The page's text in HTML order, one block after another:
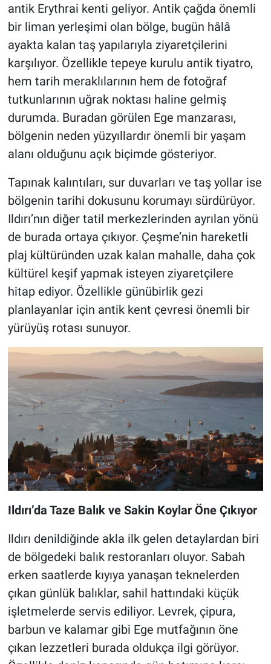
antik Erythrai kenti geliyor. Antik çağda önemli
bir liman yerleşimi olan bölge, bugün hâlâ
ayakta kalan taş yapılarıyla ziyaretçilerini
karşılıyor. Özellikle tepeye kurulu antik tiyatro,
hem tarih meraklılarının hem de fotoğraf
tutkunlarının uğrak noktası haline gelmiş
durumda. Buradan görülen Ege manzarası,
bölgenin neden yüzyıllardır önemli bir yaşam
alanı olduğunu açık biçimde gösteriyor.
Tapınak kalıntıları, sur duvarları ve taş yollar ise
bölgenin tarihi dokusunu korumayı sürdürüyor.
Ildırı’nın diğer tatil merkezlerinden ayrılan yönü
de burada ortaya çıkıyor. Çeşme’nin hareketli
plaj kültüründen uzak kalan mahalle, daha çok
kültürel keşif yapmak isteyen ziyaretçilere
hitap ediyor. Özellikle günübirlik gezi
planlayanlar için antik kent çevresi önemli bir
yürüyüş rotası sunuyor.
Ildırı’da Taze Balık ve Sakin Koylar Öne Çıkıyor
Ildırı denildiğinde akla ilk gelen detaylardan biri
de bölgedeki balık restoranları oluyor. Sabah
erken saatlerde kıyıya yanaşan teknelerden
çıkan günlük balıklar, sahil hattındaki küçük
işletmelerde servis ediliyor. Levrek, çipura,
barbun ve kalamar gibi Ege mutfağının öne
çıkan lezzetleri burada oldukça ilgi görüyor.